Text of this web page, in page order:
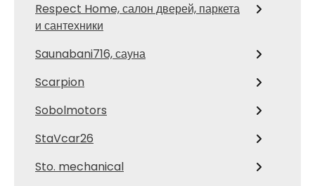
Respect Home, салон дверей, паркета
и сантехники
Saunabani716, сауна
Scarpion
Sobolmotors
StaVcar26
Sto. mechanical